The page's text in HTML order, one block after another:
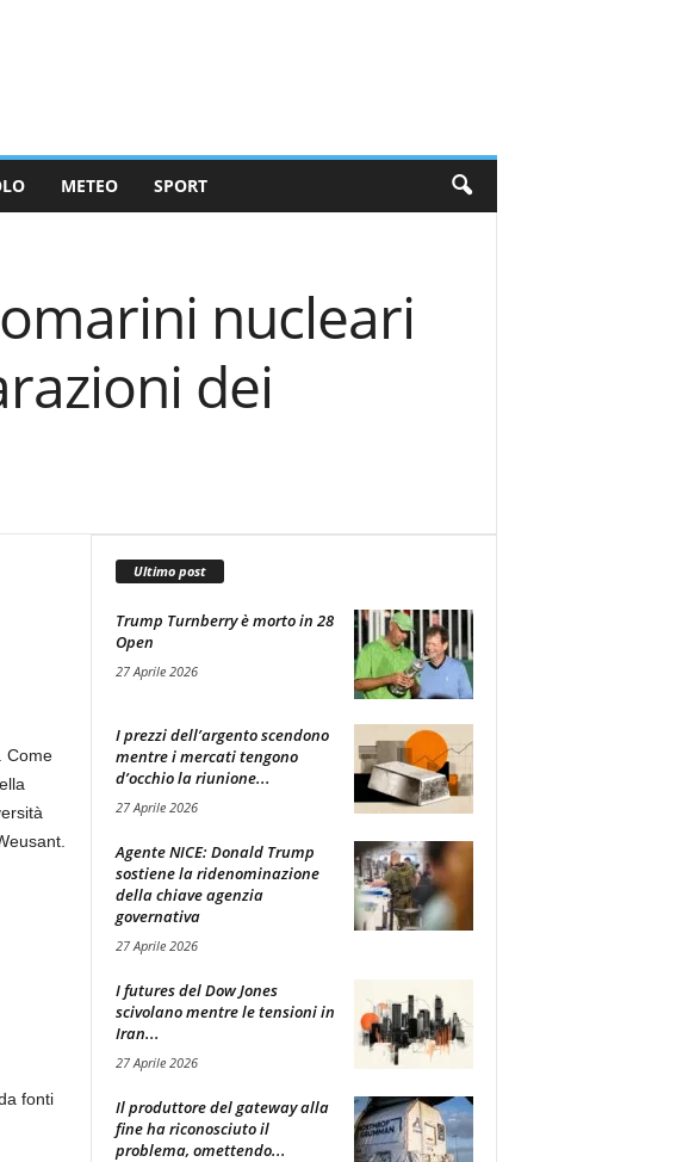
METEO SPORT
nucleari
dei
Come
fonti
Ultimo post
Trump Turnberry è morto in 28
Open
27 Aprile 2026
I prezzi dell’argento scendono
mentre i mercati tengono
d’occhio la riunione...
27 Aprile 2026
Agente NICE: Donald Trump
sostiene la ridenominazione
della chiave agenzia
governativa
27 Aprile 2026
I futures del Dow Jones
scivolano mentre le tensioni in
Iran...
27 Aprile 2026
Il produttore del gateway alla
fine ha riconosciuto il
problema, omettendo...